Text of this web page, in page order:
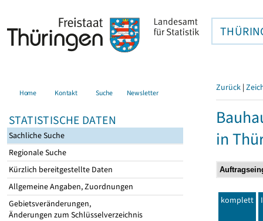
Home Kontakt Suche Newsletter
STATISTISCHE DATEN
Sachliche Suche
Regionale Suche
Kürzlich bereitgestellte Daten
Allgemeine Angaben, Zuordnungen
Gebietsveränderungen,
Änderungen zum Schlüsselverzeichnis
Zurück |
in
komplett